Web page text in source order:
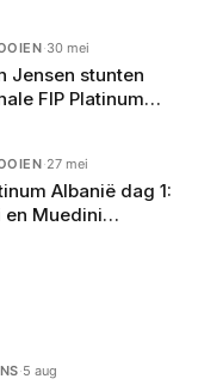
zegt hij zelf)
Padel-
jong talent.
en droomt hij
circuit — als
·30 mei
Jensen stunten
FIP Platinum
·27 mei
Albanië dag 1:
en Muedini
·5 aug